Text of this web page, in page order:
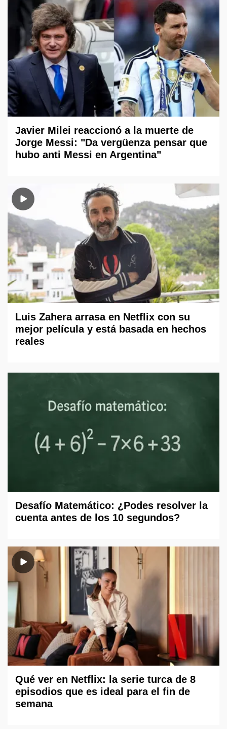
Javier Milei reaccionó a la muerte de
Jorge Messi: "Da vergüenza pensar que
hubo anti Messi en Argentina"
Luis Zahera arrasa en Netflix con su
mejor película y está basada en hechos
reales
Desafío Matemático: ¿Podes resolver la
cuenta antes de los 10 segundos?
Qué ver en Netflix: la serie turca de 8
episodios que es ideal para el fin de
semana